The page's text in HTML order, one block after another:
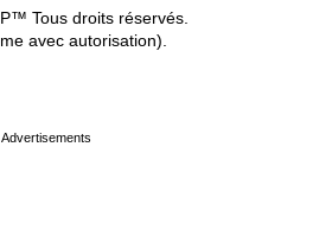
Tous droits réservés.
avec autorisation).